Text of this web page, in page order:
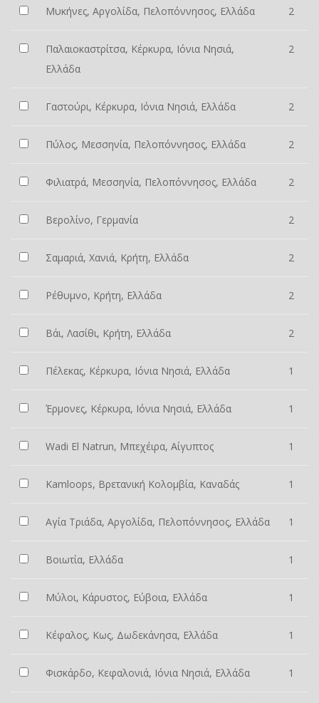
Μυκήνες, Αργολίδα, Πελοπόννησος, Ελλάδα 2
Παλαιοκαστρίτσα, Κέρκυρα, Ιόνια Νησιά,
Ελλάδα
2
Γαστούρι, Κέρκυρα, Ιόνια Νησιά, Ελλάδα 2
Πύλος, Μεσσηνία, Πελοπόννησος, Ελλάδα 2
Φιλιατρά, Μεσσηνία, Πελοπόννησος, Ελλάδα 2
Βερολίνο, Γερμανία 2
Σαμαριά, Χανιά, Κρήτη, Ελλάδα 2
Ρέθυμνο, Κρήτη, Ελλάδα 2
Βάι, Λασίθι, Κρήτη, Ελλάδα 2
Πέλεκας, Κέρκυρα, Ιόνια Νησιά, Ελλάδα 1
Έρμονες, Κέρκυρα, Ιόνια Νησιά, Ελλάδα 1
Wadi El Natrun, Μπεχέιρα, Αίγυπτος 1
Kamloops, Βρετανική Κολομβία, Καναδάς 1
Αγία Τριάδα, Αργολίδα, Πελοπόννησος, Ελλάδα 1
Βοιωτία, Ελλάδα 1
Μύλοι, Κάρυστος, Εύβοια, Ελλάδα 1
Κέφαλος, Κως, Δωδεκάνησα, Ελλάδα 1
Φισκάρδο, Κεφαλονιά, Ιόνια Νησιά, Ελλάδα 1